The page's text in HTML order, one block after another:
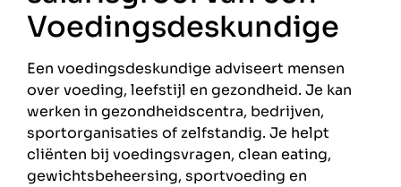
Voedingsdeskundige
Een voedingsdeskundige adviseert mensen
over voeding, leefstijl en gezondheid. Je kan
werken in gezondheidscentra, bedrijven,
sportorganisaties of zelfstandig. Je helpt
cliënten bij voedingsvragen, clean eating,
gewichtsbeheersing, sportvoeding en